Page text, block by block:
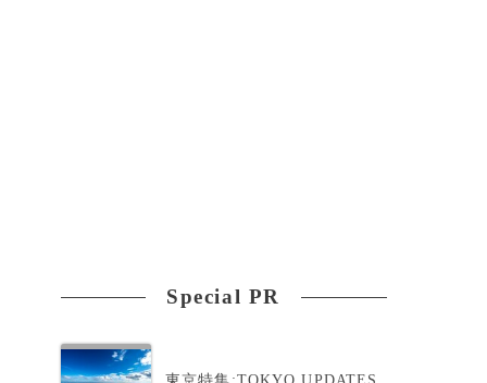
Special PR
東京特集:TOKYO UPDATES